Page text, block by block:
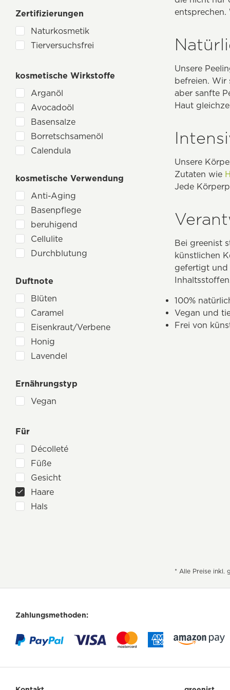
Natura Siberica
NaturGut
Sanatur
sensena
Volga
Zertifizierungen
Naturkosmetik
Tierversuchsfrei
kosmetische Wirkstoffe
Arganöl
Avocadoöl
Basensalze
Borretschsamenöl
Calendula
Heilerde
Honig
Lavaerde
Lavendel
Mandelöl
Meeresalgen
Olivenöl
Propolis
Q10
Rose
Rügener Heilkreide
Sanddorn
Vitamin C
kosmetische Verwendung
Anti-Aging
Basenpflege
beruhigend
Cellulite
Durchblutung
Feuchtigkeitspflege
Hautunreinheiten
Juckreizlinderung
porentiefe Reinigung
Poren verfeinern
Regeneration
Spannkraft & Festigkeit
straffend
Duftnote
Blüten
Caramel
Eisenkraut/Verbene
Honig
Lavendel
Orange
Rose
Ernährungstyp
Vegan
Für
Décolleté
Füße
Gesicht
Haare
Hals
Unsere
befreien. Wir
aber sanfte
Haut
Unsere
Zutaten wie
Jede
Bei greenist
künstlichen
gefertigt und
100%
Vegan und
Frei von
* Alle Preise inkl.
Zahlungsmethoden: